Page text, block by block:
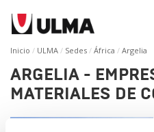
Inicio ULMA Sedes África Argelia
ARGELIA -
MATERIALES DE